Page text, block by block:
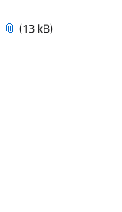
(13 kB)